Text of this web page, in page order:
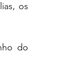
os
do